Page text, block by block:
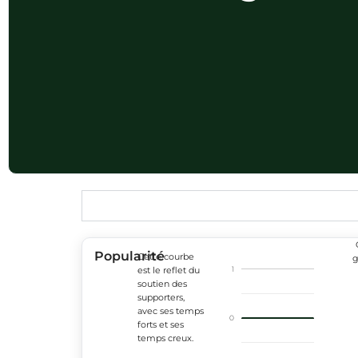
PopularitéCette courbe
est le reflet du
soutien des
supporters,
avec ses temps
forts et ses
temps creux.
0
1